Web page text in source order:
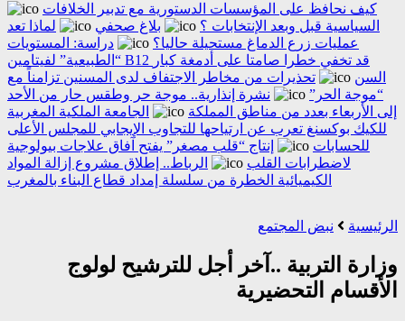
كيف نحافظ على المؤسسات الدستورية مع تدبير الخلافات
السياسية قبل وبعد الإنتخابات ؟
بلاغ صحفي
لماذا تعد
عمليات زرع الدماغ مستحيلة حاليا؟
دراسة: المستويات
“الطبيعية” لفيتامين B12 قد تخفي خطرا صامتا على أدمغة كبار
السن
تحذيرات من مخاطر الاجتفاف لدى المسنين تزامناً مع
“موجة الحر”
نشرة إنذارية.. موجة حر وطقس حار من الأحد
إلى الأربعاء بعدد من مناطق المملكة
الجامعة الملكية المغربية
للكيك بوكسنغ تعرب عن ارتياحها للتجاوب الإيجابي للمجلس الأعلى
للحسابات
إنتاج “قلب مصغر” يفتح آفاق علاجات بيولوجية
لاضطرابات القلب
الرباط.. إطلاق مشروع إزالة المواد
الكيميائية الخطرة من سلسلة إمداد قطاع البناء بالمغرب
الرئيسية نبض المجتمع
وزارة التربية ..آخر أجل للترشيح لولوج
الأقسام التحضيرية